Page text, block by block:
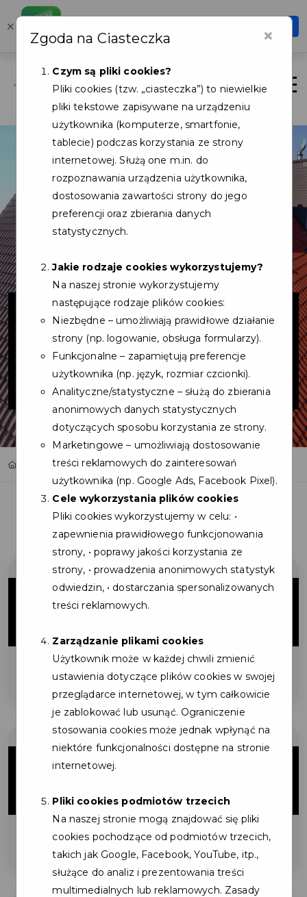
× Karta Mieszkańca
Szybciej, wygodniej, zawsze pod ręką
Zaloguj
Pan Kostka -
Ambasador
DiBO
Oferty Pan Kostka - Ambasador DiBO
5%
ZNIŻKI
na mycie kostki brukowej
ZNIŻKI
na mycie elewacji
×
Zgoda na Ciasteczka
Czym są pliki cookies?
Pliki cookies (tzw. „ciasteczka”) to niewielkie
pliki tekstowe zapisywane na urządzeniu
użytkownika (komputerze, smartfonie,
tablecie) podczas korzystania ze strony
internetowej. Służą one m.in. do
rozpoznawania urządzenia użytkownika,
dostosowania zawartości strony do jego
preferencji oraz zbierania danych
statystycznych.
Jakie rodzaje cookies wykorzystujemy?
Na naszej stronie wykorzystujemy
następujące rodzaje plików cookies:
Niezbędne – umożliwiają prawidłowe działanie
strony (np. logowanie, obsługa formularzy).
Funkcjonalne – zapamiętują preferencje
użytkownika (np. język, rozmiar czcionki).
Analityczne/statystyczne – służą do zbierania
anonimowych danych statystycznych
dotyczących sposobu korzystania ze strony.
Marketingowe – umożliwiają dostosowanie
treści reklamowych do zainteresowań
użytkownika (np. Google Ads, Facebook Pixel).
Cele wykorzystania plików cookies
Pliki cookies wykorzystujemy w celu: •
zapewnienia prawidłowego funkcjonowania
strony, • poprawy jakości korzystania ze
strony, • prowadzenia anonimowych statystyk
odwiedzin, • dostarczania spersonalizowanych
treści reklamowych.
Zarządzanie plikami cookies
Użytkownik może w każdej chwili zmienić
ustawienia dotyczące plików cookies w swojej
przeglądarce internetowej, w tym całkowicie
je zablokować lub usunąć. Ograniczenie
stosowania cookies może jednak wpłynąć na
niektóre funkcjonalności dostępne na stronie
internetowej.
Pliki cookies podmiotów trzecich
Na naszej stronie mogą znajdować się pliki
cookies pochodzące od podmiotów trzecich,
takich jak Google, Facebook, YouTube, itp.,
służące do analiz i prezentowania treści
multimedialnych lub reklamowych. Zasady